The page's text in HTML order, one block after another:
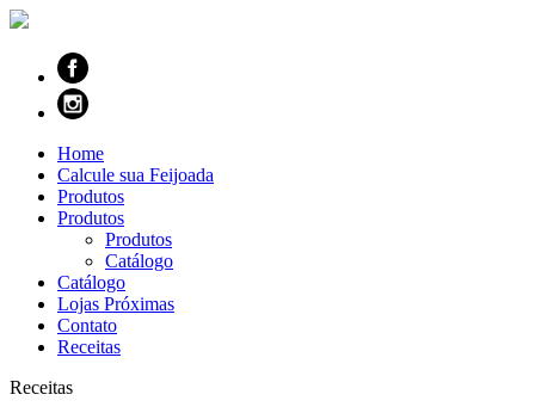
Home
Calcule sua Feijoada
Produtos
Produtos
Produtos
Catálogo
Catálogo
Lojas Próximas
Contato
Receitas
Receitas